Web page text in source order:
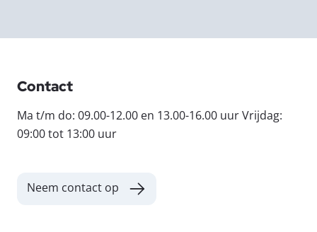
Contact
Ma t/m do: 09.00-12.00 en 13.00-16.00 uur Vrijdag:
09:00 tot 13:00 uur
Neem contact op